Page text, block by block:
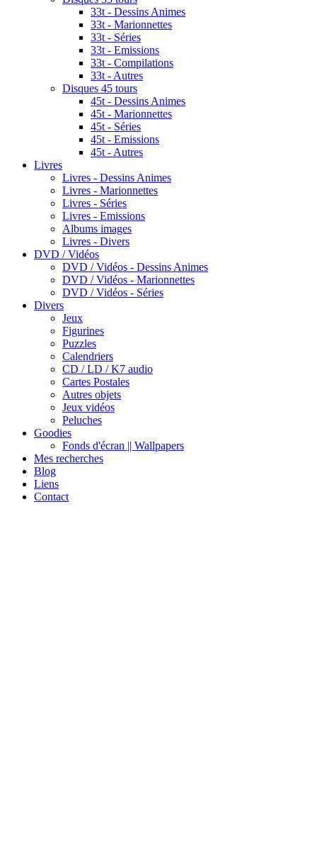
33t - Dessins Animes
33t - Marionnettes
33t - Séries
33t - Emissions
33t - Compilations
33t - Autres
Disques 45 tours
45t - Dessins Animes
45t - Marionnettes
45t - Séries
45t - Emissions
45t - Autres
Livres
Livres - Dessins Animes
Livres - Marionnettes
Livres - Séries
Livres - Emissions
Albums images
Livres - Divers
DVD / Vidéos
DVD / Vidéos - Dessins Animes
DVD / Vidéos - Marionnettes
DVD / Vidéos - Séries
Divers
Jeux
Figurines
Puzzles
Calendriers
CD / LD / K7 audio
Cartes Postales
Autres objets
Jeux vidéos
Peluches
Goodies
Fonds d'écran || Wallpapers
Mes recherches
Blog
Liens
Contact